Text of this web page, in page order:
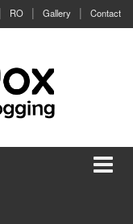
RO Gallery Contact